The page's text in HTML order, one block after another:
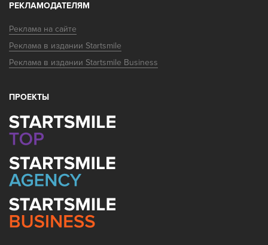
РЕКЛАМОДАТЕЛЯМ
Реклама на сайте
Реклама в издании Startsmile
Реклама в издании Startsmile Business
ПРОЕКТЫ